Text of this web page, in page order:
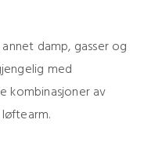
damp, gasser og
med
kombinasjoner av